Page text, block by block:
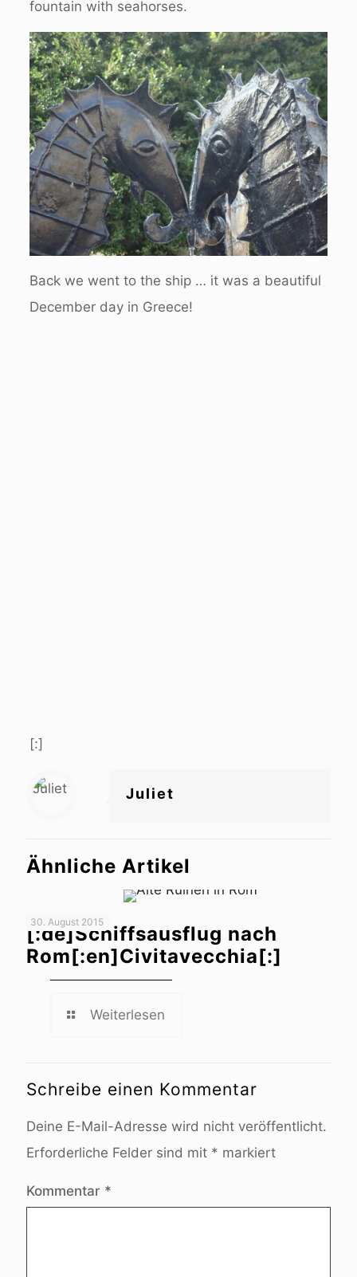
fountain with seahorses.
Back we went to the ship … it was a beautiful
December day in Greece!
[:]
Juliet
Ähnliche Artikel
30. August 2015
[:de]Schiffsausflug nach
Rom[:en]Civitavecchia[:]
Weiterlesen
Schreibe einen Kommentar
Deine E-Mail-Adresse wird nicht veröffentlicht.
Erforderliche Felder sind mit * markiert
Kommentar *